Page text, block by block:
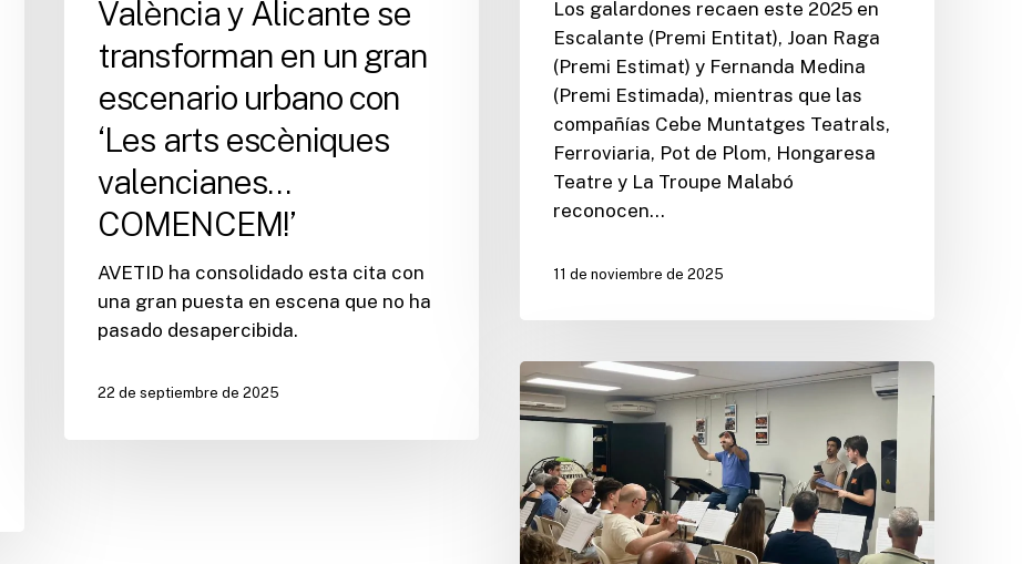
Los galardones recaen este 2025 en
Escalante (Premi Entitat), Joan Raga
(Premi Estimat) y Fernanda Medina
(Premi Estimada), mientras que las
compañías Cebe Muntatges Teatrals,
Ferroviaria, Pot de Plom, Hongaresa
Teatre y La Troupe Malabó
reconocen…
11 de noviembre de 2025
escèniques
valencianes…
COMENCEM!’
València y Alicante se
transforman en un gran
escenario urbano con
‘Les arts escèniques
valencianes…
COMENCEM!’
AVETID ha consolidado esta cita con
una gran puesta en escena que no ha
pasado desapercibida.
22 de septiembre de 2025
Más
de
centenar
de
artistas
se